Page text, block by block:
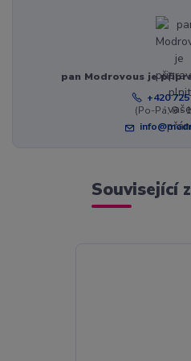
pan Modrovous je
+420
(Po-Pá, 8 -
Související